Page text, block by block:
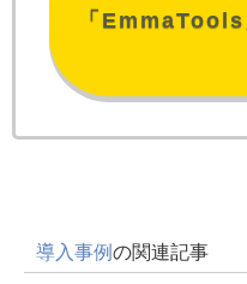
「
導入事例の関連記事